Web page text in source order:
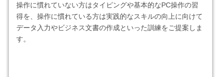
操作に慣れていない方はタイピングや基本的なPC操作の習
得を、操作に慣れている方は実践的なスキルの向上に向けて
データ入力やビジネス文書の作成といった訓練をご提案しま
す。